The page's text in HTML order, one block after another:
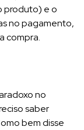
produto) e o
no pagamento,
compra.
no
saber
bem disse